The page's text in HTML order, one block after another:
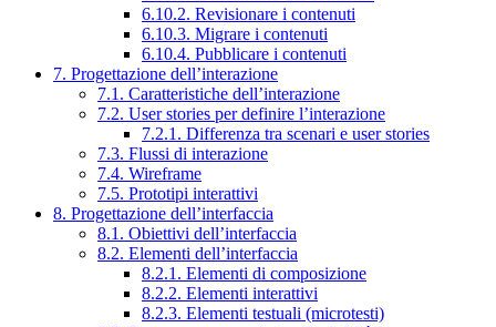
6.10.2. Revisionare i contenuti
6.10.3. Migrare i contenuti
6.10.4. Pubblicare i contenuti
7. Progettazione dell’interazione
7.1. Caratteristiche dell’interazione
7.2. User stories per definire l’interazione
7.2.1. Differenza tra scenari e user stories
7.3. Flussi di interazione
7.4. Wireframe
7.5. Prototipi interattivi
8. Progettazione dell’interfaccia
8.1. Obiettivi dell’interfaccia
8.2. Elementi dell’interfaccia
8.2.1. Elementi di composizione
8.2.2. Elementi interattivi
8.2.3. Elementi testuali (microtesti)